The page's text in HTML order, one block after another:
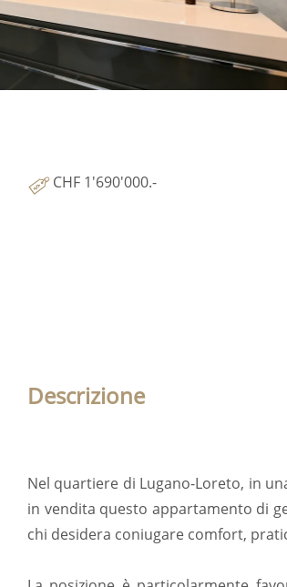
CHF 1'690'000.-
Descrizione
Nel quartiere di Lugano-Loreto, in
in vendita questo appartamento di
chi desidera coniugare comfort,